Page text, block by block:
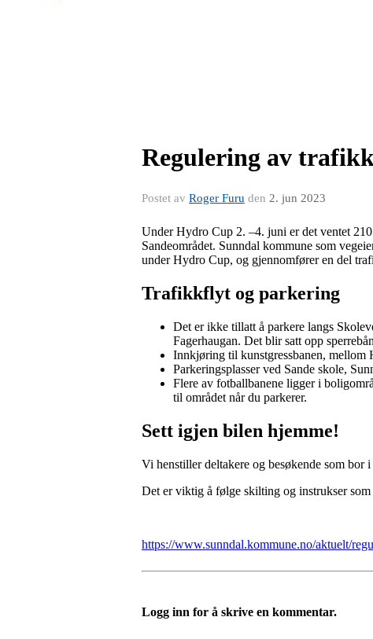
Regulering av
Postet av Roger Furu den 2. jun 2023
Under Hydro Cup 2. –4. juni er det ventet
Sandeområdet. Sunndal kommune som
under Hydro Cup, og gjennomfører en del
Trafikkflyt og parkering
Det er ikke tillatt å parkere langs
Fagerhaugan. Det blir satt opp
Innkjøring til kunstgressbanen, mellom
Parkeringsplasser ved Sande skole,
Flere av fotballbanene ligger i
til området når du parkerer.
Sett igjen bilen hjemme!
Vi henstiller deltakere og besøkende som bor
Det er viktig å følge skilting og instrukser
https://www.sunndal.kommune.no/aktuelt/
Logg inn for å skrive en kommentar.